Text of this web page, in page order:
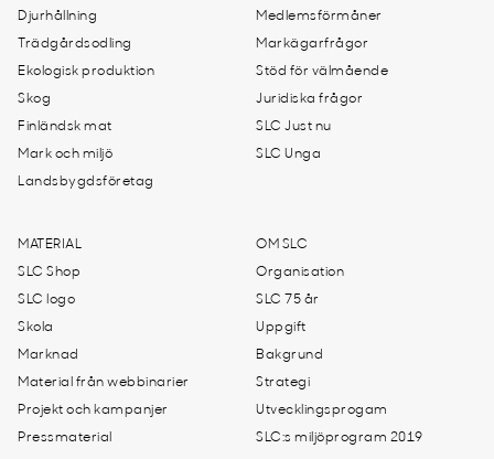
Djurhållning
Trädgårdsodling
Ekologisk produktion
Skog
Finländsk mat
Mark och miljö
Landsbygdsföretag
Medlemsförmåner
Markägarfrågor
Stöd för välmående
Juridiska frågor
SLC Just nu
SLC Unga
MATERIAL
SLC Shop
SLC logo
Skola
Marknad
Material från webbinarier
Projekt och kampanjer
Pressmaterial
OM SLC
Organisation
SLC 75 år
Uppgift
Bakgrund
Strategi
Utvecklingsprogam
SLC:s miljöprogram 2019